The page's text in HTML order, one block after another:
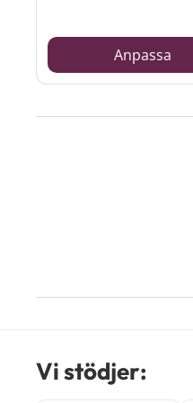
Anpassa
Vi stödjer: